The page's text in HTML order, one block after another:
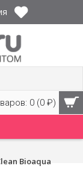
0 (0 ₽)
Bioaqua